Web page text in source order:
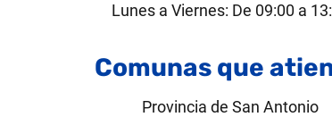
Lunes a Viernes: De 09:00 a
Comunas que
Provincia de San Antonio